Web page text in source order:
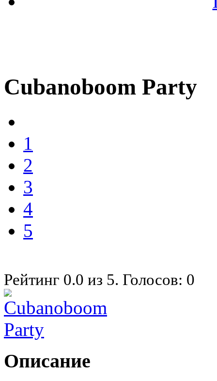
Cubanoboom Party
1
2
3
4
5
Рейтинг 0.0 из 5. Голосов: 0
Описание